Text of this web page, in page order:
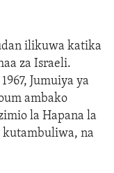
ilikuwa katika
za Israeli.
Jumuiya ya
ambako
la Hapana la
kutambuliwa, na